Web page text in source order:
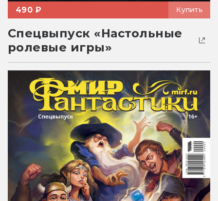
490 ₽ Купить
Спецвыпуск «Настольные
ролевые игры»